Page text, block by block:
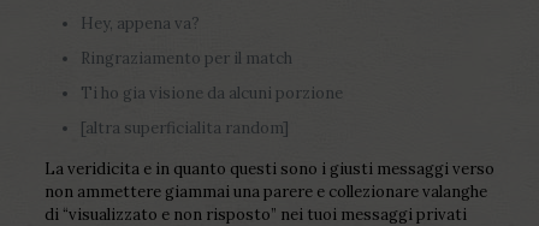
Hey, appena va?
Ringraziamento per il match
Ti ho gia visione da alcuni porzione
[altra superficialita random]
La veridicita e in quanto questi sono i giusti messaggi verso
non ammettere giammai una parere e collezionare valanghe
di “visualizzato e non risposto” nei tuoi messaggi privati